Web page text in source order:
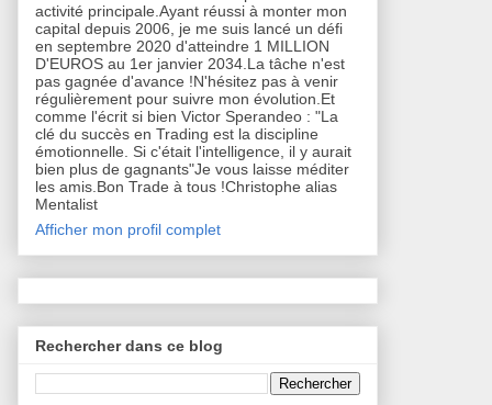
activité principale.Ayant réussi à monter mon
capital depuis 2006, je me suis lancé un défi
en septembre 2020 d'atteindre 1 MILLION
D'EUROS au 1er janvier 2034.La tâche n'est
pas gagnée d'avance !N'hésitez pas à venir
régulièrement pour suivre mon évolution.Et
comme l'écrit si bien Victor Sperandeo : "La
clé du succès en Trading est la discipline
émotionnelle. Si c'était l'intelligence, il y aurait
bien plus de gagnants"Je vous laisse méditer
les amis.Bon Trade à tous !Christophe alias
Mentalist
Afficher mon profil complet
Rechercher dans ce blog